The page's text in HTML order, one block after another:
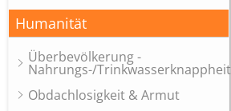
Humanität
Überbevölkerung -
Nahrungs-/Trinkwasserknappheit
Obdachlosigkeit & Armut